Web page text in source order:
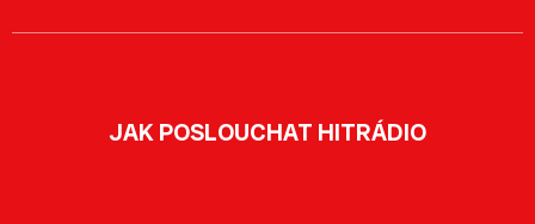
JAK POSLOUCHAT HITRÁDIO